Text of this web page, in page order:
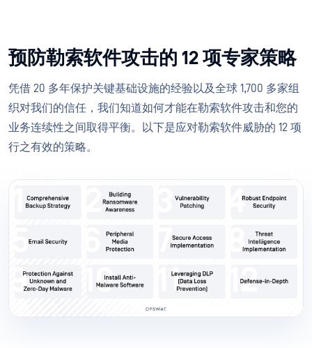
预防勒索软件攻击的 12 项专家策略
凭借 20 多年保护关键基础设施的经验以及全球 1,700 多家组
织对我们的信任，我们知道如何才能在勒索软件攻击和您的
业务连续性之间取得平衡。以下是应对勒索软件威胁的 12 项
行之有效的策略。